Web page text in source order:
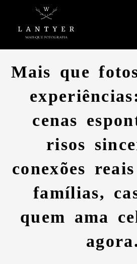
Mais que
cenas
risos
conexões
famílias,
quem ama
agora.